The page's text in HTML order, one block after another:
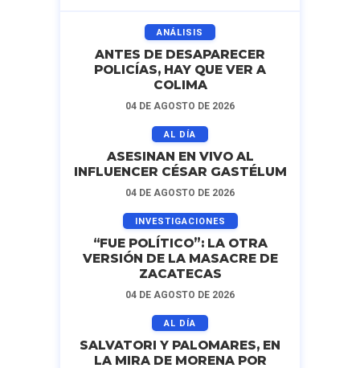
ANÁLISIS
ANTES DE DESAPARECER
POLICÍAS, HAY QUE VER A
COLIMA
04 DE AGOSTO DE 2026
AL DÍA
ASESINAN EN VIVO AL
INFLUENCER CÉSAR GASTÉLUM
04 DE AGOSTO DE 2026
INVESTIGACIONES
“FUE POLÍTICO”: LA OTRA
VERSIÓN DE LA MASACRE DE
ZACATECAS
04 DE AGOSTO DE 2026
AL DÍA
SALVATORI Y PALOMARES, EN
LA MIRA DE MORENA POR